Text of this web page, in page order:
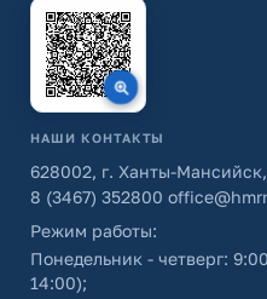
НАШИ КОНТАКТЫ
628002, г. Ханты-
8 (3467) 352800
Режим работы:
Понедельник - четверг:
14:00);